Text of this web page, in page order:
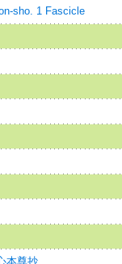
sho. 1 Fascicle
本尊抄